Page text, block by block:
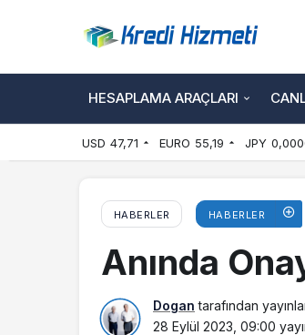
HESAPLAMA ARAÇLARI
USD 47,71 EURO 55,19 JPY
HABERLER HABERLER
Anında
Dogan tarafından
28 Eylül 2023, 09:00